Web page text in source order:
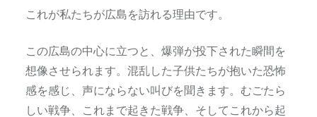
これが私たちが広島を訪れる理由です。
この広島の中心に立つと、爆弾が投下された瞬間を
想像させられます。混乱した子供たちが抱いた恐怖
感を感じ、声にならない叫びを聞きます。むごたら
しい戦争、これまで起きた戦争、そしてこれから起